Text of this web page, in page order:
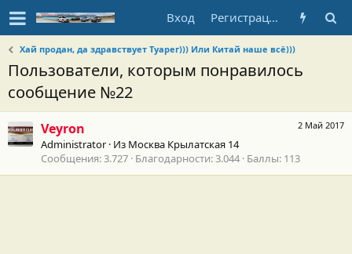
Вход Регистрация
Хай продан, да здравствует Туарег))) Или Китай наше всё)))
Пользователи, которым понравилось
сообщение №22
2 Май 2017
Veyron
Administrator · Из Москва Крылатская 14
Сообщения 3.727 Благодарности 3.044 Баллы 113